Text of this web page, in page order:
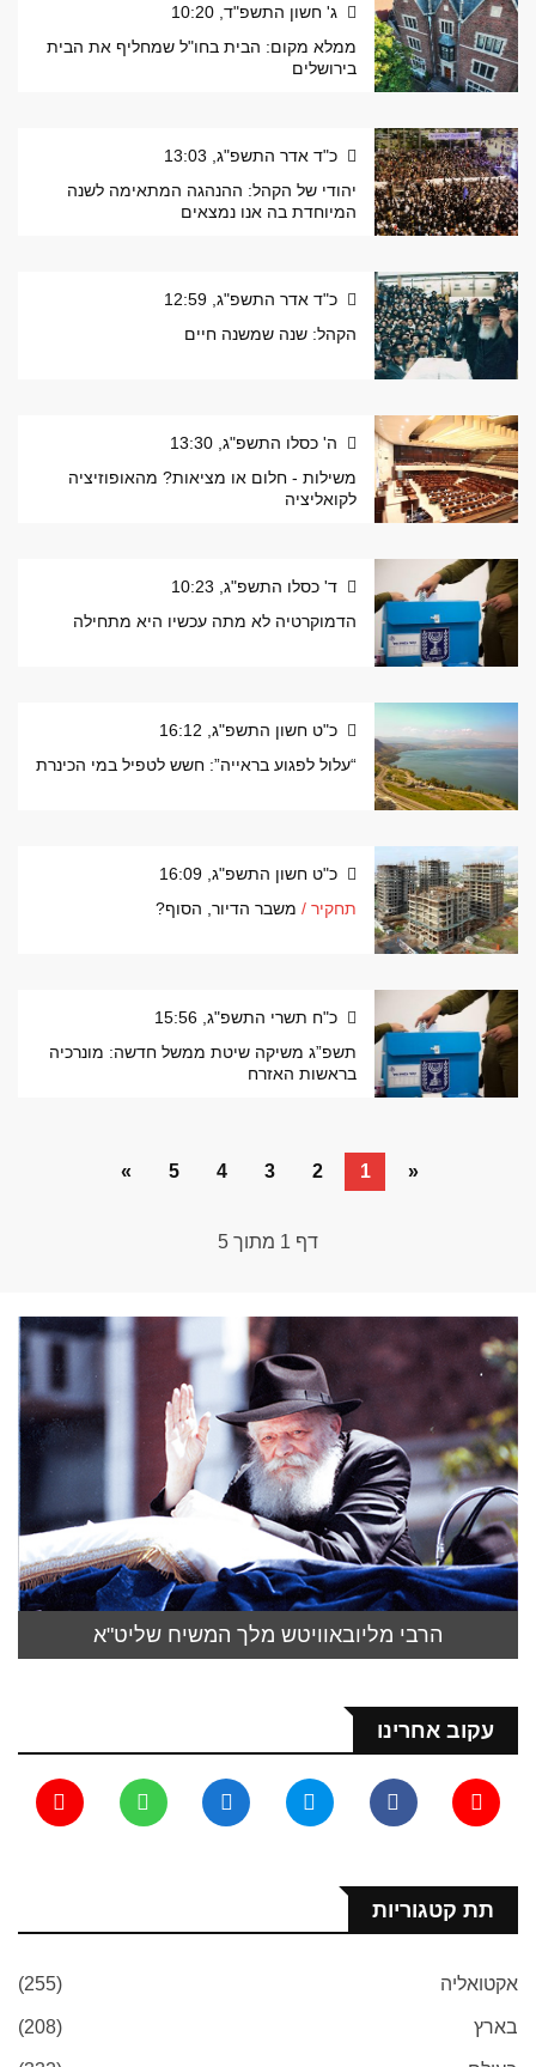
ג' חשון התשפ"ד, 10:20
ממלא מקום: הבית בחו"ל שמחליף את הבית
בירושלים
כ"ד אדר התשפ"ג, 13:03
יהודי של הקהל: ההנהגה המתאימה לשנה
המיוחדת בה אנו נמצאים
כ"ד אדר התשפ"ג, 12:59
הקהל: שנה שמשנה חיים
ה' כסלו התשפ"ג, 13:30
משילות - חלום או מציאות? מהאופוזיציה
לקואליציה
ד' כסלו התשפ"ג, 10:23
הדמוקרטיה לא מתה עכשיו היא מתחילה
כ"ט חשון התשפ"ג, 16:12
“עלול לפגוע בראייה”: חשש לטפיל במי הכינרת
כ"ט חשון התשפ"ג, 16:09
תחקיר / משבר הדיור, הסוף?
כ"ח תשרי התשפ"ג, 15:56
תשפ”ג משיקה שיטת ממשל חדשה: מונרכיה
בראשות האזרח
«
1
2
3
4
5
»
דף 1 מתוך 5
הרבי מליובאוויטש מלך המשיח שליט"א
עקוב אחרינו
תת קטגוריות
אקטואליה (255)
בארץ (208)